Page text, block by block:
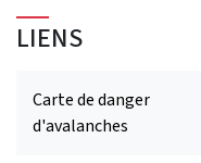
LIENS
Carte de danger
d'avalanches